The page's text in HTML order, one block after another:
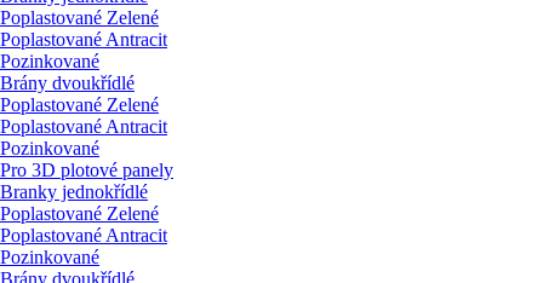
Poplastované Zelené
Poplastované Antracit
Pozinkované
Brány dvoukřídlé
Poplastované Zelené
Poplastované Antracit
Pozinkované
Pro 3D plotové panely
Branky jednokřídlé
Poplastované Zelené
Poplastované Antracit
Pozinkované
Brány dvoukřídlé